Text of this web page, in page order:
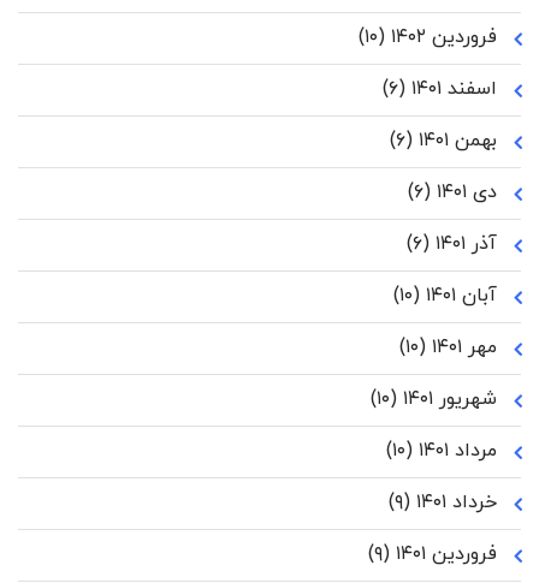
فروردین ۱۴۰۲
(۱۰)
اسفند ۱۴۰۱
(۶)
بهمن ۱۴۰۱
(۶)
دی ۱۴۰۱
(۶)
آذر ۱۴۰۱
(۶)
آبان ۱۴۰۱
(۱۰)
مهر ۱۴۰۱
(۱۰)
شهریور ۱۴۰۱
(۱۰)
مرداد ۱۴۰۱
(۱۰)
خرداد ۱۴۰۱
(۹)
فروردین ۱۴۰۱
(۹)